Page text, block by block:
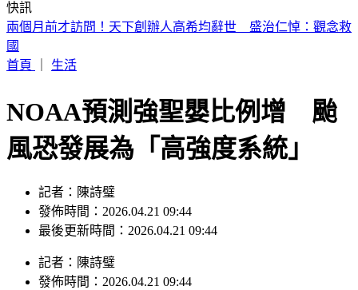
快訊
川普簽公告「劍指中國」！多晶矽15%關稅 12/4上路
首頁
NOAA預測強聖嬰比例增 颱
風恐發展為「高強度系統」
發佈時間：2026.04.21 09:44
最後更新時間：2026.04.21 09:44
發佈時間：2026.04.21 09:44
最後更新時間：2026.04.21 09:44